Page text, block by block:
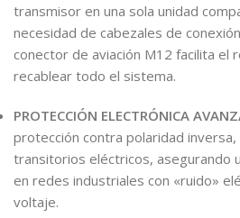
transmisor en una sola unidad
necesidad de cabezales de
conector de aviación M12 facilita el
recablear todo el sistema.
PROTECCIÓN ELECTRÓNICA
protección contra polaridad
transitorios eléctricos, asegurando
en redes industriales con «ruido»
voltaje.